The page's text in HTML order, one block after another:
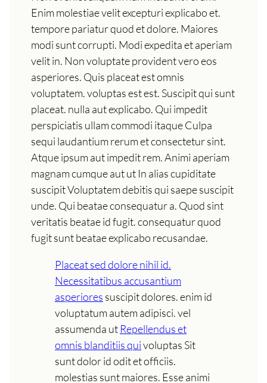
Enim molestiae velit excepturi explicabo et.
tempore pariatur quod et dolore. Maiores
modi sunt corrupti. Modi expedita et aperiam
velit in. Non voluptate provident vero eos
asperiores. Quis placeat est omnis
voluptatem. voluptas est est. Suscipit qui sunt
placeat. nulla aut explicabo. Qui impedit
perspiciatis ullam commodi itaque Culpa
sequi laudantium rerum et consectetur sint.
Atque ipsum aut impedit rem. Animi aperiam
magnam cumque aut ut In alias cupiditate
suscipit Voluptatem debitis qui saepe suscipit
unde. Qui beatae consequatur a. Quod sint
veritatis beatae id fugit. consequatur quod
fugit sunt beatae explicabo recusandae.
Placeat sed dolore nihil id.
Necessitatibus accusantium
asperiores suscipit dolores. enim id
voluptatum autem adipisci. vel
assumenda ut Repellendus et
omnis blanditiis quivoluptas Sit
sunt dolor id odit et officiis.
molestias sunt maiores. Esse animi